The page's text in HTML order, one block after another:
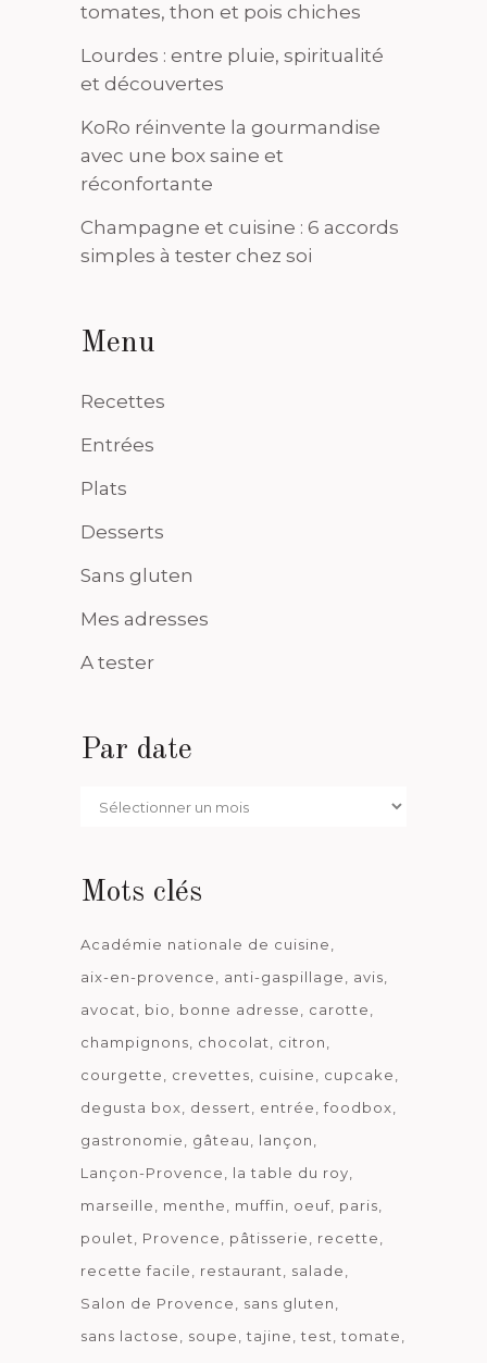
tomates, thon et pois chiches
Lourdes : entre pluie, spiritualité
et découvertes
KoRo réinvente la gourmandise
avec une box saine et
réconfortante
Champagne et cuisine : 6 accords
simples à tester chez soi
Menu
Recettes
Entrées
Plats
Desserts
Sans gluten
Mes adresses
A tester
Par date
Par
Mots clés
Académie nationale de cuisine
aix-en-provence
anti-gaspillage
avis
avocat
bio bonne adresse
carotte
champignons
chocolat
citron
courgette
crevettes cuisine
cupcake
degusta box
dessert entrée
foodbox
gastronomie
gâteau
lançon
Lançon-Provence
la table du roy
marseille
menthe muffin oeuf paris
poulet
Provence pâtisserie
recette
recette facile
restaurant
salade
Salon de Provence
sans gluten
sans lactose
soupe tajine test
tomate